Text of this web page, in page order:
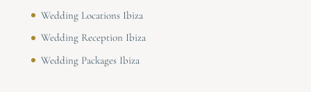
Wedding Locations Ibiza
Wedding Reception Ibiza
Wedding Packages Ibiza